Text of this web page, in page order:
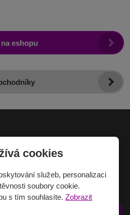
eshopu
inspirace na Váš e-mail,
cookies
služeb, personalizaci
soubory cookie.
s tím souhlasíte.Zobrazit